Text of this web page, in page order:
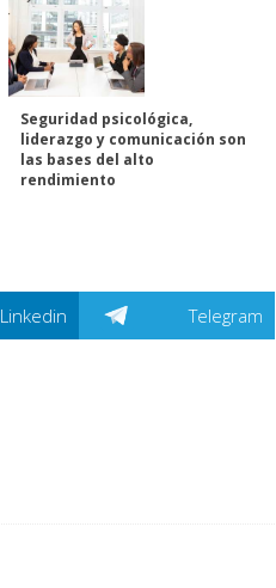
Seguridad psicológica,
liderazgo y comunicación son
las bases del alto
rendimiento
Linkedin Telegram